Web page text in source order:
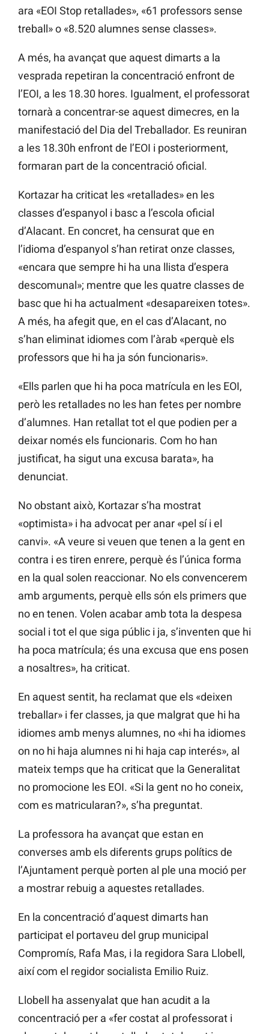
ara «EOI Stop retallades», «61 professors sense
treball» o «8.520 alumnes sense classes».
A més, ha avançat que aquest dimarts a la
vesprada repetiran la concentració enfront de
l’EOI, a les 18.30 hores. Igualment, el professorat
tornarà a concentrar-se aquest dimecres, en la
manifestació del Dia del Treballador. Es reuniran
a les 18.30h enfront de l’EOI i posteriorment,
formaran part de la concentració oficial.
Kortazar ha criticat les «retallades» en les
classes d’espanyol i basc a l’escola oficial
d’Alacant. En concret, ha censurat que en
l’idioma d’espanyol s’han retirat onze classes,
«encara que sempre hi ha una llista d’espera
descomunal»; mentre que les quatre classes de
basc que hi ha actualment «desapareixen totes».
A més, ha afegit que, en el cas d’Alacant, no
s’han eliminat idiomes com l’àrab «perquè els
professors que hi ha ja són funcionaris».
«Ells parlen que hi ha poca matrícula en les EOI,
però les retallades no les han fetes per nombre
d’alumnes. Han retallat tot el que podien per a
deixar només els funcionaris. Com ho han
justificat, ha sigut una excusa barata», ha
denunciat.
No obstant això, Kortazar s’ha mostrat
«optimista» i ha advocat per anar «pel sí i el
canvi». «A veure si veuen que tenen a la gent en
contra i es tiren enrere, perquè és l’única forma
en la qual solen reaccionar. No els convencerem
amb arguments, perquè ells són els primers que
no en tenen. Volen acabar amb tota la despesa
social i tot el que siga públic i ja, s’inventen que hi
ha poca matrícula; és una excusa que ens posen
a nosaltres», ha criticat.
En aquest sentit, ha reclamat que els «deixen
treballar» i fer classes, ja que malgrat que hi ha
idiomes amb menys alumnes, no «hi ha idiomes
on no hi haja alumnes ni hi haja cap interés», al
mateix temps que ha criticat que la Generalitat
no promocione les EOI. «Si la gent no ho coneix,
com es matricularan?», s’ha preguntat.
La professora ha avançat que estan en
converses amb els diferents grups polítics de
l’Ajuntament perquè porten al ple una moció per
a mostrar rebuig a aquestes retallades.
En la concentració d’aquest dimarts han
participat el portaveu del grup municipal
Compromís, Rafa Mas, i la regidora Sara Llobell,
així com el regidor socialista Emilio Ruiz.
Llobell ha assenyalat que han acudit a la
concentració per a «fer costat al professorat i